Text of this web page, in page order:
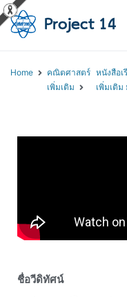
Home
คณิตศาสตร์
เพิ่มเติม
หนังสือ
เพิ่มเติม
ชื่อวีดิทัศน์